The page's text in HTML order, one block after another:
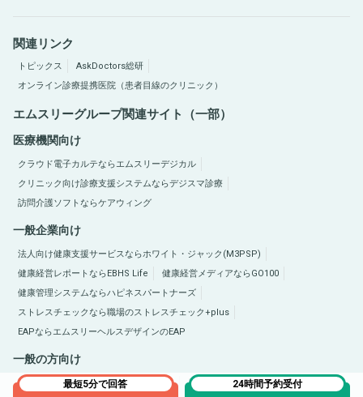
最短5分で回答 24時間予約受付
関連リンク
トピックス
AskDoctors総研
オンライン診療提携医院（患者目線のクリニック）
エムスリーグループ関連サイト（一部）
医療機関向け
クラウド電子カルテならエムスリーデジカル
クリニック向け診療支援システムならデジスマ診療
訪問介護ソフトならケアウィング
一般企業向け
法人向け健康支援サービスならホワイト・ジャック(M3PSP)
健康経営レポートならEBHS Life
健康経営メディアならGO100
健康管理システムならハピネスパートナーズ
ストレスチェックなら職場のストレスチェック+plus
EAPならエムスリーヘルスデザインのEAP
一般の方向け
医療総合サイトQLife（キューライフ） 肥満症総合サイトならひまんラボ